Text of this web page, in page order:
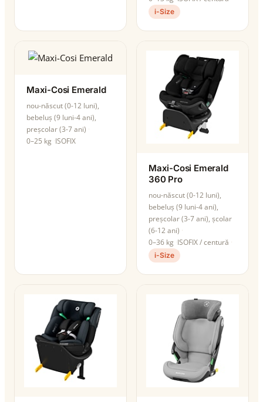
i-Size
Maxi-Cosi Emerald
nou-născut (0-12 luni),
bebeluș (9 luni-4 ani),
preșcolar (3-7 ani)
0–25 kg ISOFIX
Maxi-Cosi Emerald
360 Pro
nou-născut (0-12 luni),
bebeluș (9 luni-4 ani),
preșcolar (3-7 ani), școlar
(6-12 ani)
0–36 kg ISOFIX / centură
i-Size